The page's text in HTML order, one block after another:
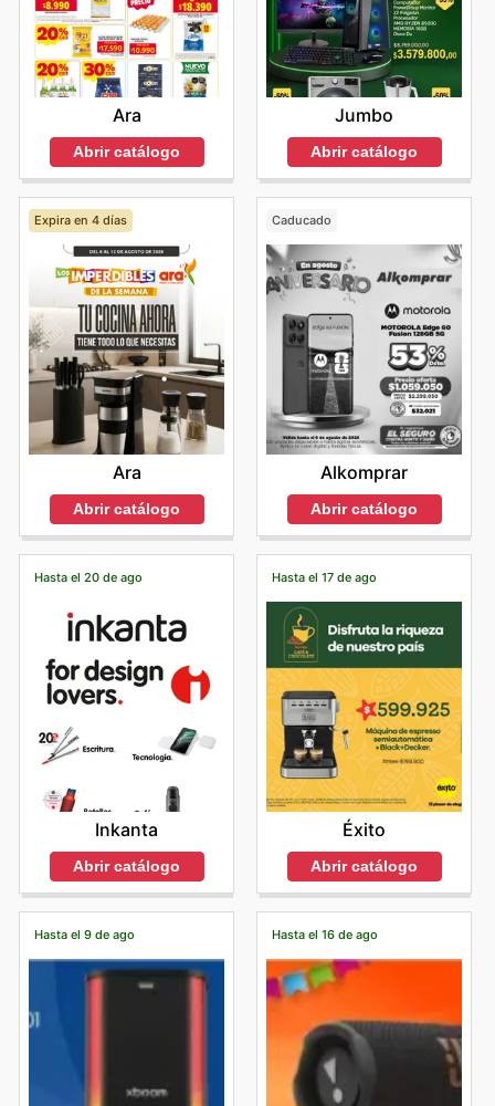
Ara
Abrir catálogo
Jumbo
Abrir catálogo
Expira en 4 días
Ara
Abrir catálogo
Caducado
Alkomprar
Abrir catálogo
Hasta el 20 de ago
Inkanta
Abrir catálogo
Hasta el 17 de ago
Éxito
Abrir catálogo
Hasta el 9 de ago Hasta el 16 de ago